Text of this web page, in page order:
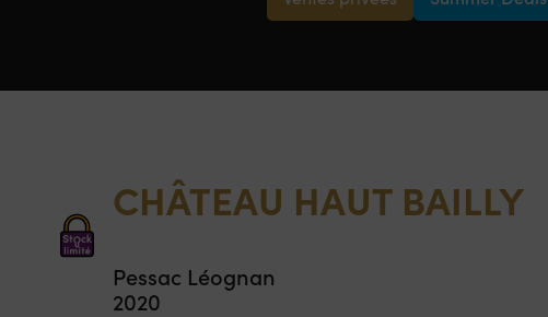
CHÂTEAU HAUT BAILLY
Pessac Léognan
2020